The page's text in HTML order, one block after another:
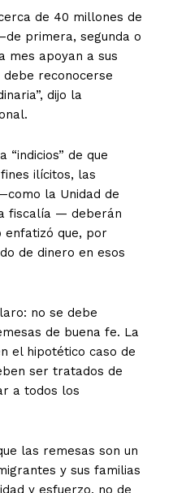
de 40 millones de
primera, segunda o
mes apoyan a sus
debe reconocerse
dijo la
“indicios” de que
ilícitos, las
la Unidad de
fiscalía — deberán
enfatizó que, por
de dinero en esos
no se debe
de buena fe. La
el hipotético caso de
ser tratados de
a todos los
las remesas son un
y sus familias
y esfuerzo, no de